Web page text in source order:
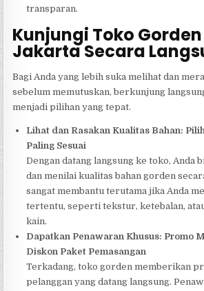
transparan.
Kunjungi Toko
Jakarta Secara
Bagi Anda yang lebih suka melihat dan
sebelum memutuskan, berkunjung
menjadi pilihan yang tepat.
Lihat dan Rasakan Kualitas Bahan:
Paling Sesuai
Dengan datang langsung ke toko, Anda
dan menilai kualitas bahan gorden
sangat membantu terutama jika Anda
tertentu, seperti tekstur, ketebalan,
kain.
Dapatkan Penawaran Khusus: Promo
Diskon Paket Pemasangan
Terkadang, toko gorden memberikan
pelanggan yang datang langsung.